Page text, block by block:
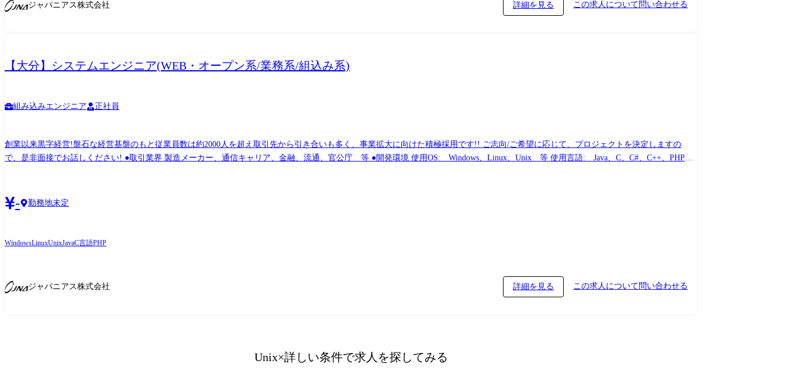
ジャパニアス株式会社 詳細を見る この求人について問い合わせる
【大分】システムエンジニア(WEB・オープン系/業務系/組込み系)
組み込みエンジニア 正社員
創業以来黒字経営!盤石な経営基盤のもと従業員数は約2000人を超え取引先から引き合いも多く、事業拡大に向けた積極採用です!! ご志向/ご希望に応じて、プロジェクトを決定しますの
で、是非面接でお話しください! ●取引業界 製造メーカー、通信キャリア、金融、流通、官公庁 等 ●開発環境 使用OS: Windows、Linux、Unix 等 使用言語: Java、C、C#、C++、PHP、
- 勤務地未定
WindowsLinuxUnixJavaC言語PHP
ジャパニアス株式会社 詳細を見る この求人について問い合わせる
Unix×詳しい条件で求人を探してみる